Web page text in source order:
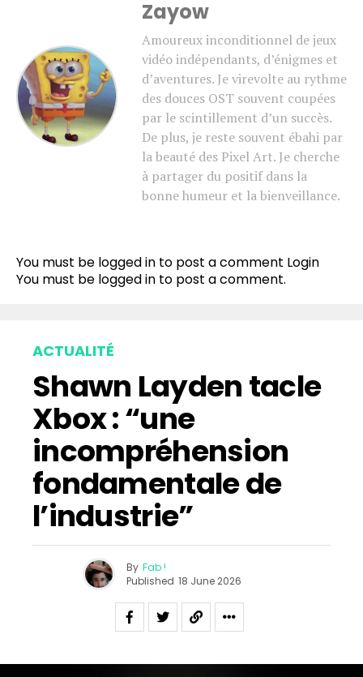
Zayow
Amoureux inconditionnel de jeux
vidéo indépendants, d’énigmes et
d’aventures. Je virevolte au rythme
des douces OST souvent coupées
par le scintillement d’un succès.
De plus, je reste souvent ébahi par
la beauté des Pixel Art. Je cherche
à partager du positif dans la
bonne humeur et la bienveillance.
You must be logged in to post a comment Login
You must be logged in to post a comment.
ACTUALITÉ
Shawn Layden tacle
Xbox : “une
incompréhension
fondamentale de
l’industrie”
By Fab !
Published 18 June 2026